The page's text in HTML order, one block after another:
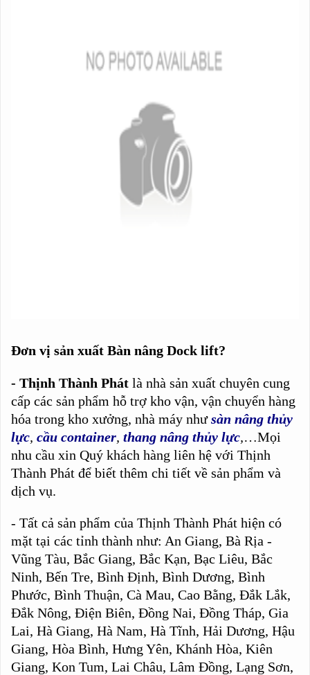
Đơn vị sản xuất Bàn nâng Dock lift?
- Thịnh Thành Phát là nhà sản xuất chuyên cung
cấp các sản phẩm hỗ trợ kho vận, vận chuyển hàng
hóa trong kho xưởng, nhà máy nhưsàn nâng thủy
lực, cầu container, thang nâng thủy lực,…Mọi
nhu cầu xin Quý khách hàng liên hệ với Thịnh
Thành Phát để biết thêm chi tiết về sản phẩm và
dịch vụ.
- Tất cả sản phẩm của Thịnh Thành Phát hiện có
mặt tại các tỉnh thành như: An Giang, Bà Rịa -
Vũng Tàu, Bắc Giang, Bắc Kạn, Bạc Liêu, Bắc
Ninh, Bến Tre, Bình Định, Bình Dương, Bình
Phước, Bình Thuận, Cà Mau, Cao Bằng, Đắk Lắk,
Đắk Nông, Điện Biên, Đồng Nai, Đồng Tháp, Gia
Lai, Hà Giang, Hà Nam, Hà Tĩnh, Hải Dương, Hậu
Giang, Hòa Bình, Hưng Yên, Khánh Hòa, Kiên
Giang, Kon Tum, Lai Châu, Lâm Đồng, Lạng Sơn,